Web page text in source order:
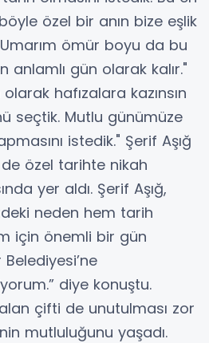
özel bir anın bize eşlik
ömür boyu da bu
anlamlı gün olarak kalır."
hafızalara kazınsın
seçtik. Mutlu günümüze
istedik." Şerif Aşığ
özel tarihte nikah
yer aldı. Şerif Aşığ,
neden hem tarih
için önemli bir gün
Belediyesi’ne
diye konuştu.
çifti de unutulması zor
mutluluğunu yaşadı.